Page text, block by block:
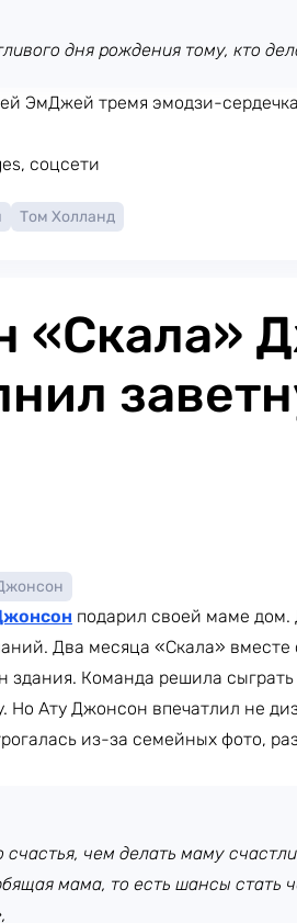
дня рождения тому, кто
ЭмДжей тремя эмодзи-
соцсети
Том Холланд
«Скала»
подарил своей маме дом.
Два месяца «Скала»
здания. Команда решила
Но Ату Джонсон впечатлил не
из-за семейных фото,
счастья, чем делать маму
мама, то есть шансы стать